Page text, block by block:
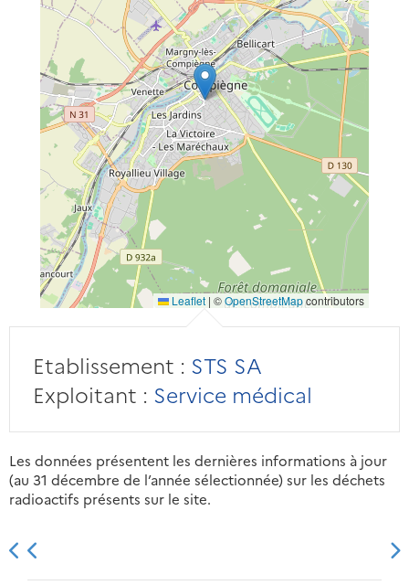
Leaflet | ©OpenStreetMapcontributors
Etablissement : STS SA
Exploitant : Service médical
Les données présentent les dernières informations à jour
(au 31 décembre de l’année sélectionnée) sur les déchets
radioactifs présents sur le site.